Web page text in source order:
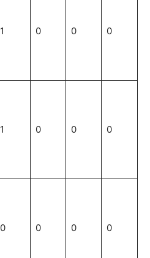
1 0 0 0
1 0 0 0
0 0 0 0